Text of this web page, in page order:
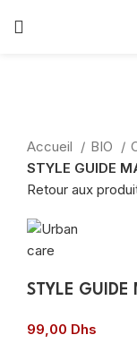
Accueil
BIO
STYLE GUIDE
Retour aux
STYLE GUIDE
99,00 Dhs